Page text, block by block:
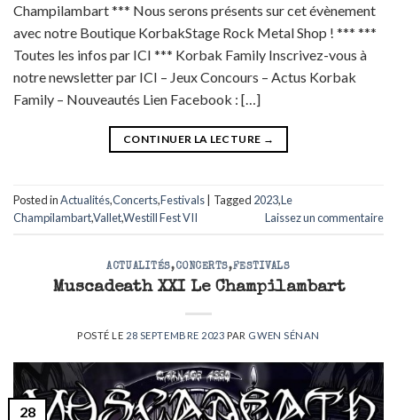
Champilambart *** Nous serons présents sur cet évènement
avec notre Boutique KorbakStage Rock Metal Shop ! *** ***
Toutes les infos par ICI *** Korbak Family Inscrivez-vous à
notre newsletter par ICI – Jeux Concours – Actus Korbak
Family – Nouveautés Lien Facebook : […]
CONTINUER LA LECTURE →
Posted inActualités,Concerts,Festivals Tagged 2023,Le
Champilambart,Vallet,Westill Fest VII Laissez un commentaire
ACTUALITÉS,CONCERTS,FESTIVALS
Muscadeath XXI Le Champilambart
POSTÉ LE 28 SEPTEMBRE 2023 PAR GWEN SÉNAN
28